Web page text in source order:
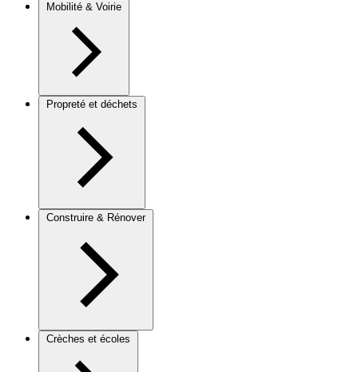
Mobilité & Voirie
Propreté et déchets
Construire & Rénover
Crèches et écoles